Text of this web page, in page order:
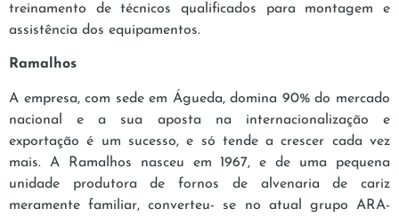
treinamento de técnicos qualificados para montagem e
assistência dos equipamentos.
Ramalhos
A empresa, com sede em Águeda, domina 90% do mercado
nacional e a sua aposta na internacionalização e
exportação é um sucesso, e só tende a crescer cada vez
mais. A Ramalhos nasceu em 1967, e de uma pequena
unidade produtora de fornos de alvenaria de cariz
meramente familiar, converteu- se no atual grupo ARA-